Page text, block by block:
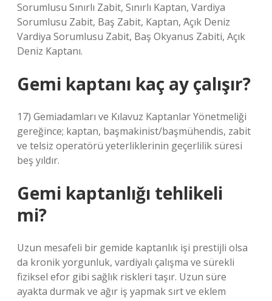
Sorumlusu Sınırlı Zabit, Sınırlı Kaptan, Vardiya
Sorumlusu Zabit, Baş Zabit, Kaptan, Açık Deniz
Vardiya Sorumlusu Zabit, Baş Okyanus Zabiti, Açık
Deniz Kaptanı.
Gemi kaptanı kaç ay çalışır?
17) Gemiadamları ve Kılavuz Kaptanlar Yönetmeliği
gereğince; kaptan, başmakinist/başmühendis, zabit
ve telsiz operatörü yeterliklerinin geçerlilik süresi
beş yıldır.
Gemi kaptanlığı tehlikeli
mi?
Uzun mesafeli bir gemide kaptanlık işi prestijli olsa
da kronik yorgunluk, vardiyalı çalışma ve sürekli
fiziksel efor gibi sağlık riskleri taşır. Uzun süre
ayakta durmak ve ağır iş yapmak sırt ve eklem